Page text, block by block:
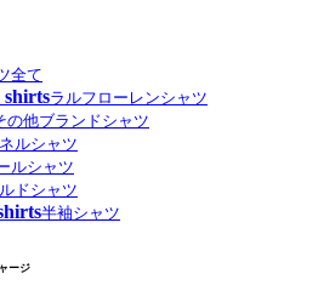
全て
ラルフローレンシャツ
の他ブランドシャツ
ネルシャツ
ルシャツ
ドシャツ
半袖シャツ
ージ